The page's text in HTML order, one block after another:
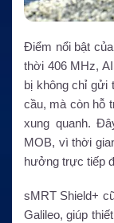
Điểm nổi bật
thời 406 MHz,
bị không chỉ gửi
cầu, mà còn hỗ
xung quanh.
MOB, vì thời
hưởng trực tiếp
sMRT Shield+
Galileo, giúp